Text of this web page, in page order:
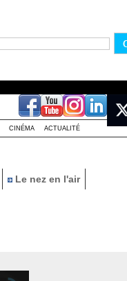
CINÉMA ACTUALITÉ
Le nez en l'air